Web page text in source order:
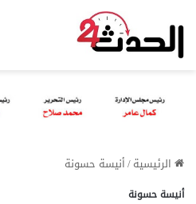
الرئيسية/أنيسة حسونة
أنيسة حسونة